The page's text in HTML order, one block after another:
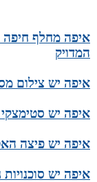
איפה מחלף
המדויק
איפה יש צילום
איפה יש
איפה יש פיצה
איפה יש